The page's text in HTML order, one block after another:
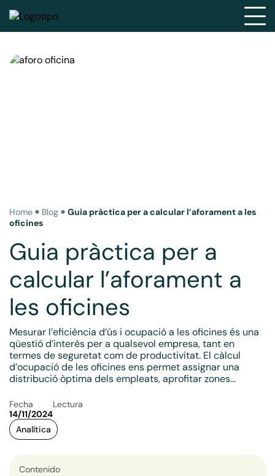
Home Blog
Guia pràctica per a calcular l’aforament a les
oficines
Guia pràctica per a
calcular l’aforament a
les oficines
Mesurar l’eficiència d’ús i ocupació a les oficines és una
qüestió d’interès per a qualsevol empresa, tant en
termes de seguretat com de productivitat. El càlcul
d’ocupació de les oficines ens permet assignar una
distribució òptima dels empleats, aprofitar zones...
Fecha
14/11/2024
Lectura
Analítica
Contenido